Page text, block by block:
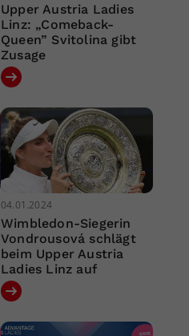
Upper Austria Ladies
Linz: „Comeback-
Queen” Svitolina gibt
Zusage
04.01.2024
Wimbledon-Siegerin
Vondrousová schlägt
beim Upper Austria
Ladies Linz auf